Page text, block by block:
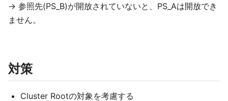
→ 参照先(PS_B)が開放されていないと、PS_Aは開放でき
ません。
対策
Cluster Rootの対象を考慮する